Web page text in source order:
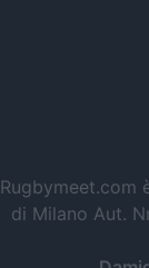
Rugbymeet.com
di Milano Aut.